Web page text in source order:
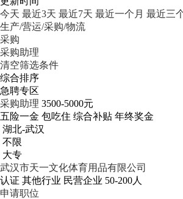
今天 最近3天 最近7天 最近一个月 最近三
生产/营运/采购/物流
采购
采购助理
清空筛选条件
综合排序
急聘专区
采购助理 3500-5000元
五险一金 包吃住 综合补贴 年终奖金
湖北-武汉
不限
大专
武汉市天一文化体育用品有限公司
认证 其他行业 民营企业 50-200人
申请职位